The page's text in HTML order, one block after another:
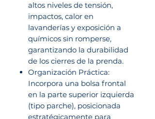
altos niveles de tensión,
impactos, calor en
lavanderías y exposición a
químicos sin romperse,
garantizando la durabilidad
de los cierres de la prenda.
Organización Práctica:
Incorpora una bolsa frontal
en la parte superior izquierda
(tipo parche), posicionada
estratégicamente para